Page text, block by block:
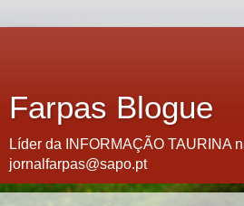
Farpas Blogue
Líder da INFORMAÇÃO TAURINA
jornalfarpas@sapo.pt